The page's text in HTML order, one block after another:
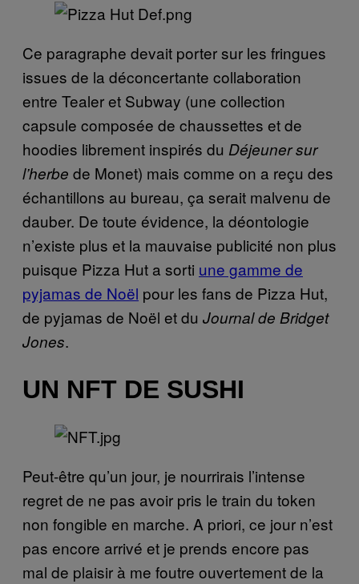
Ce paragraphe devait porter sur les fringues
issues de la déconcertante collaboration
entre Tealer et Subway (une collection
capsule composée de chaussettes et de
hoodies librement inspirés du Déjeuner sur
l’herbe de Monet) mais comme on a reçu des
échantillons au bureau, ça serait malvenu de
dauber. De toute évidence, la déontologie
n’existe plus et la mauvaise publicité non plus
puisque Pizza Hut a sorti une gamme de
pyjamas de Noël pour les fans de Pizza Hut,
de pyjamas de Noël et du Journal de Bridget
Jones.
UN NFT DE SUSHI
Peut-être qu’un jour, je nourrirais l’intense
regret de ne pas avoir pris le train du token
non fongible en marche. A priori, ce jour n’est
pas encore arrivé et je prends encore pas
mal de plaisir à me foutre ouvertement de la